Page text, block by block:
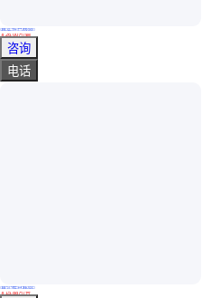
国六双排座五十铃救险车 大型抽水车 带行车记录仪 承载能力强
真实性已核验
￥ 26.00万/辆
湖北随州
咨询
电话
四驱皮卡救险车 五十铃 抗洪救灾车 动能充沛 性能稳定
真实性已核验
￥ 15.88万/台
湖北随州